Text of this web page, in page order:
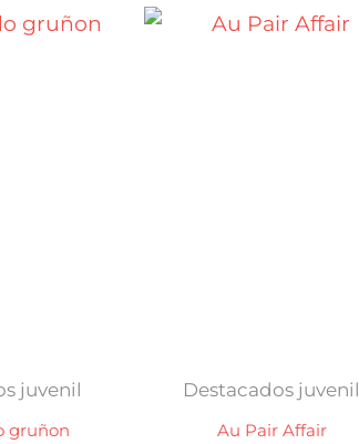
juvenil
gruñon
Destacados juvenil
Au Pair Affair